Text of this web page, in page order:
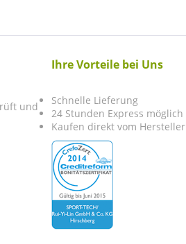
und
Ihre Vorteile bei Uns
Schnelle Lieferung
24 Stunden Express möglich
Kaufen direkt vom Hersteller